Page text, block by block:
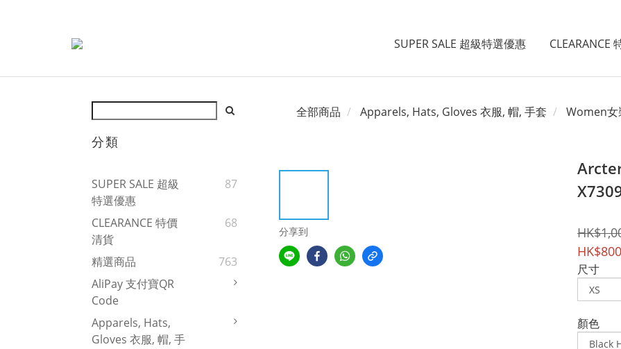
SUPER SALE 超級特選優惠 CLEARANCE
分類
SUPER SALE 超級
特選優惠
87
CLEARANCE 特價
清貨
68
精選商品
763
AliPay 支付寶QR
Code
Apparels, Hats,
Gloves 衣服, 帽, 手
全部商品 Apparels, Hats, Gloves 衣服, 帽, 手套 Women女
分享到
尺寸
顏色